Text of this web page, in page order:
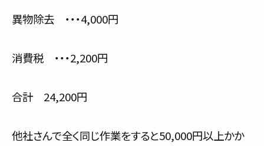
異物除去 ・・・4,000円
消費税 ・・・2,200円
合計 24,200円
他社さんで全く同じ作業をすると50,000円以上かか